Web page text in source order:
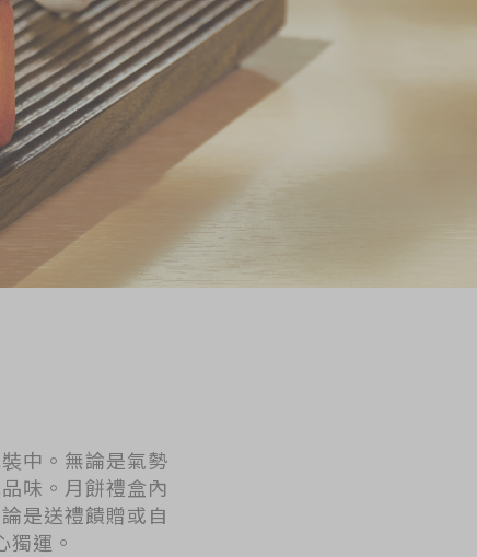
中。無論是氣勢
味。月餅禮盒內
是送禮饋贈或自
運。